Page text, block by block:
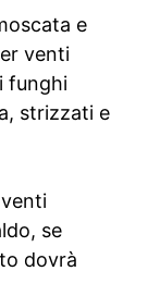
e
venti
funghi
strizzati e
se
dovrà